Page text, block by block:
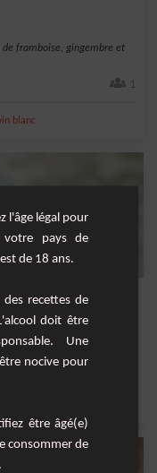
framboise, gingembre et
1
blanc
et des fruits frais. Une
l'âge légal pour
votre pays de
de 18 ans.
recettes de
doit être
Une
nocive pour
être âgé(e)
consommer de